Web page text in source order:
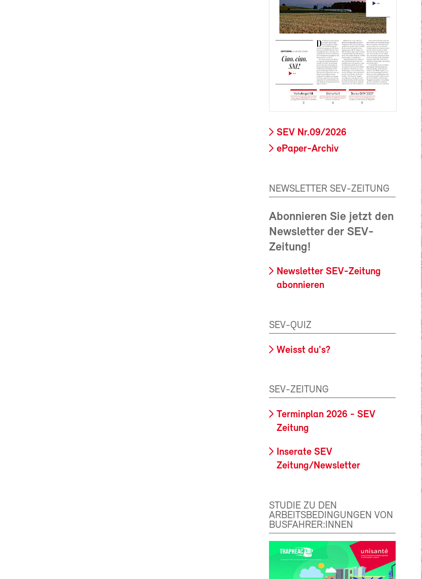
SEV Nr.09/2026
ePaper-Archiv
NEWSLETTER SEV-ZEITUNG
Abonnieren Sie jetzt den
Newsletter der SEV-
Zeitung!
Newsletter SEV-Zeitung
abonnieren
SEV-QUIZ
Weisst du's?
SEV-ZEITUNG
Terminplan 2026 - SEV
Zeitung
Inserate SEV
Zeitung/Newsletter
STUDIE ZU DEN
ARBEITSBEDINGUNGEN VON
BUSFAHRER:INNEN